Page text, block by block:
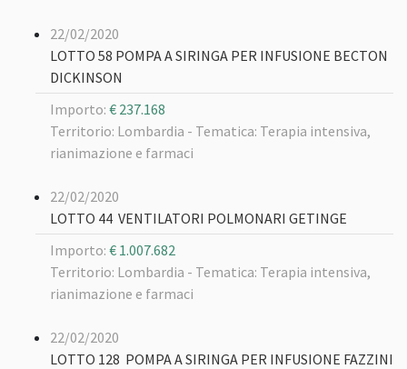
22/02/2020
LOTTO 58 POMPA A SIRINGA PER INFUSIONE BECTON
DICKINSON
Importo: € 237.168
Territorio: Lombardia - Tematica: Terapia intensiva,
rianimazione e farmaci
22/02/2020
LOTTO 44 VENTILATORI POLMONARI GETINGE
Importo: € 1.007.682
Territorio: Lombardia - Tematica: Terapia intensiva,
rianimazione e farmaci
22/02/2020
LOTTO 128 POMPA A SIRINGA PER INFUSIONE FAZZINI